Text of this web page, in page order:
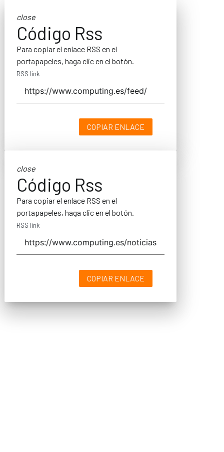
close
Código Rss
Para copiar el enlace RSS en el
portapapeles, haga clic en el botón.
RSS link
COPIAR ENLACE
close
Código Rss
Para copiar el enlace RSS en el
portapapeles, haga clic en el botón.
RSS link
COPIAR ENLACE